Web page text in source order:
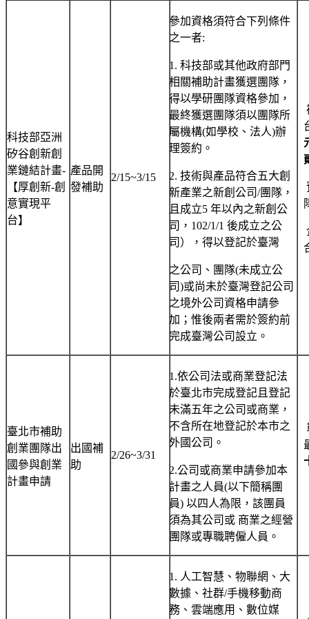
科技部亞洲
矽谷創新創
業鏈結計畫-
【厚創新-創
意實現平
台】
產品開
發補助
2/15~3/15
參加資格須符合下列條件
之一者:
1. 科技部或其他政府部門
相關補助計畫獲選團隊，
得以學研團隊資格參加，
最終獲選團隊須以團隊所
屬機構(如學校、法人)辦
理簽約。
2. 技術與產品符合五大創
新產業之新創公司/團隊，
且成立5 年以內之新創公
司，102/1/1 後成立之公
司），得以登記於臺灣
之公司、團隊(未成立公
司)或尚未於臺灣登記公司
之境外公司資格申請參
加；惟後兩者需於簽約前
完成臺灣公司設立。
臺北市補助
創業團隊出
國參與創業
計畫申請
出國補
助
2/26~3/31
1.依公司法或商業登記法
於臺北市完成登記且登記
未滿五年之公司或商業，
不含所在地登記於本市之
外國公司。
2.公司或商業申請參加本
計畫之人員(以下簡稱團
員) 以四人為限，該團員
須為其公司或 商業之經營
團隊或專職聘僱人員。
1. 人工智慧、物聯網、大
數據、社群/手機移動商
務、雲端應用、數位媒